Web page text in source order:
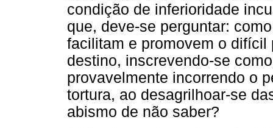
condição de inferioridade
que, deve-se perguntar:
facilitam e promovem o
destino, inscrevendo-se
provavelmente incorrendo o
tortura, ao desagrilhoar-se
abismo de não saber?